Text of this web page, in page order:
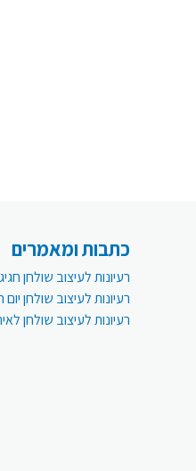
כתבות ומאמרים
רעיונות לעיצוב שולחן
רעיונות לעיצוב שולחן
רעיונות לעיצוב שולחן